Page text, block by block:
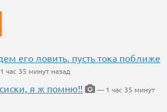
его ловить, пусть тока поближе
час 35 минут назад
я ж помню!!
— 1 час 35 минут